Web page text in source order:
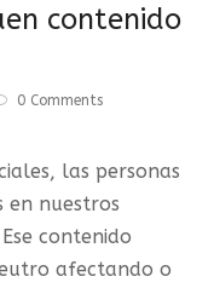
contenido
0 Comments
las personas
en nuestros
contenido
afectando o